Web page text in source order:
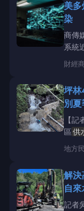
儲水
美多
染
商傳
系統
被迫
作。
《
財經
坪林
別
【
區供
問題
鑿井
輸配
享
地方
解決
自
水
記者